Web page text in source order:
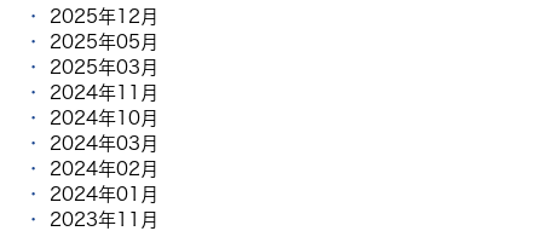
2025年12月
2025年05月
2025年03月
2024年11月
2024年10月
2024年03月
2024年02月
2024年01月
2023年11月